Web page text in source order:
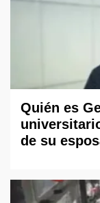
Quién es
de su